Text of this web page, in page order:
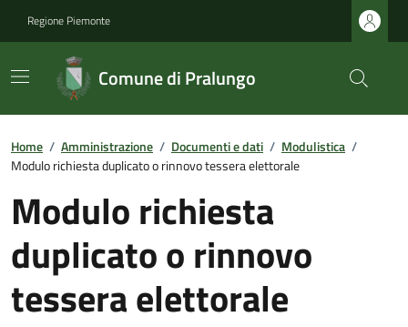
Regione Piemonte
Comune di Pralungo
Home / Amministrazione / Documenti e dati / Modulistica /
Modulo richiesta duplicato o rinnovo tessera elettorale
Modulo richiesta
duplicato o rinnovo
tessera elettorale